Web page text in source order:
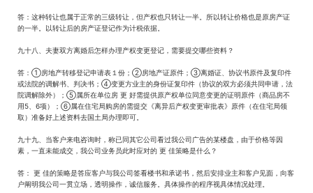
答：这种转让也属于正常的三级转让，但产权也只转让一半。所以转让价格也是原房产证
的一半。以转让后的房产证登记作为计税依据。
九十八、夫妻双方离婚后怎样办理产权变更登记，需要提交哪些资料？
答：①房地产转移登记申请表１份；②房地产证原件；③离婚证、协议书原件及复印件
或法院的调解书、判决书；④变更方业主的身份证复印件（协议的双方必须共同申请，法
院调解除外）；⑤属所在单位房 更 好需提供原产权单位同意变更的证明原件（商品房不
用5、6项）；⑥属在住宅局购房的需提交《离异后产权变更审批表》原件（在住宅局领
取）准备好上述资料去国土局办理即可。
九十九、当客户来电咨询时，称已同其它公司看过我公司广告的某楼盘，由于价格等因
素，一直未能成交，我公司业务员此时应对的 更 佳策略是什么？
答： 更 佳的策略是答应客户与我公司签看楼书和承诺书，然后安排业主和客户见面，向客
户阐明我公司一贯立场，透明操作，诚信服务。具体操作的程序视具体情况处理。